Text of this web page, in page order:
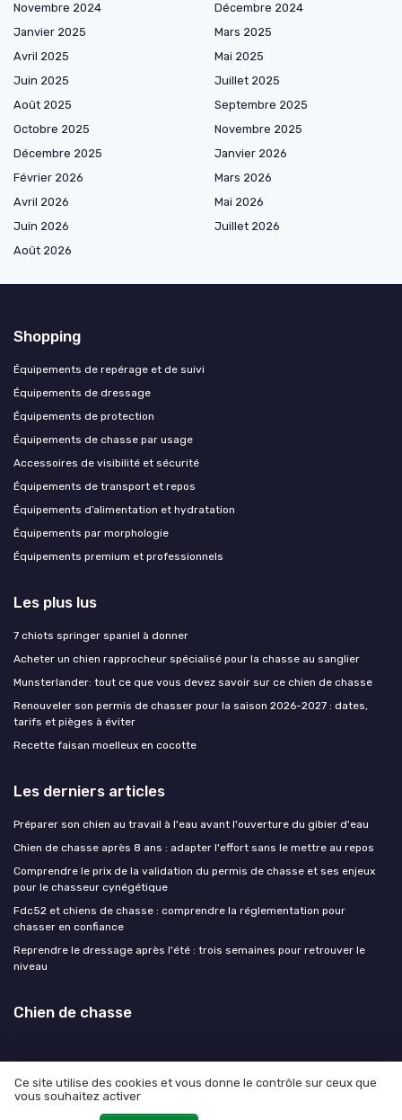
Novembre 2024
Décembre 2024
Janvier 2025
Mars 2025
Avril 2025
Mai 2025
Juin 2025
Juillet 2025
Août 2025
Septembre 2025
Octobre 2025
Novembre 2025
Décembre 2025
Janvier 2026
Février 2026
Mars 2026
Avril 2026
Mai 2026
Juin 2026
Juillet 2026
Août 2026
Shopping
Équipements de repérage et de suivi
Équipements de dressage
Équipements de protection
Équipements de chasse par usage
Accessoires de visibilité et sécurité
Équipements de transport et repos
Équipements d’alimentation et hydratation
Équipements par morphologie
Équipements premium et professionnels
Les plus lus
7 chiots springer spaniel à donner
Acheter un chien rapprocheur spécialisé pour la chasse au sanglier
Munsterlander: tout ce que vous devez savoir sur ce chien de chasse
Renouveler son permis de chasser pour la saison 2026-2027 : dates,
tarifs et pièges à éviter
Recette faisan moelleux en cocotte
Les derniers articles
Préparer son chien au travail à l'eau avant l'ouverture du gibier d'eau
Chien de chasse après 8 ans : adapter l'effort sans le mettre au repos
Comprendre le prix de la validation du permis de chasse et ses enjeux
pour le chasseur cynégétique
Fdc52 et chiens de chasse : comprendre la réglementation pour
chasser en confiance
Reprendre le dressage après l'été : trois semaines pour retrouver le
niveau
Chien de chasse
Mentions légales
Ce site utilise des cookies et vous donne le contrôle sur ceux que
vous souhaitez activer